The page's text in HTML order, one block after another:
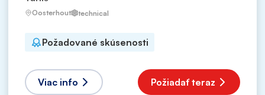
Oosterhout technical
Požadované skúsenosti
Viac info Požiadať teraz